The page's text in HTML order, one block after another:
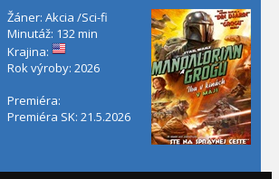
Žáner: Akcia /Sci-fi
Minutáž: 132 min
Krajina:
Rok výroby: 2026
Premiéra:
Premiéra SK: 21.5.2026